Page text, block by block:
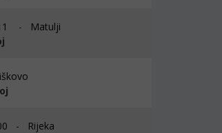
- Matulji
- Rijeka